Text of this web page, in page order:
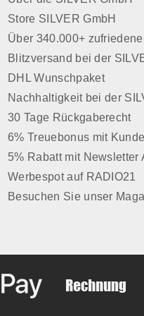
und
zu
die
können
angreifen. Wichtige
die
Zweck
keine
Store SILVER GmbH
Über 340.000+
Blitzversand bei der
DHL Wunschpaket
Nachhaltigkeit bei der
30 Tage Rückgaberecht
6% Treuebonus mit
5% Rabatt mit Newsletter
Werbespot auf RADIO21
Besuchen Sie unser